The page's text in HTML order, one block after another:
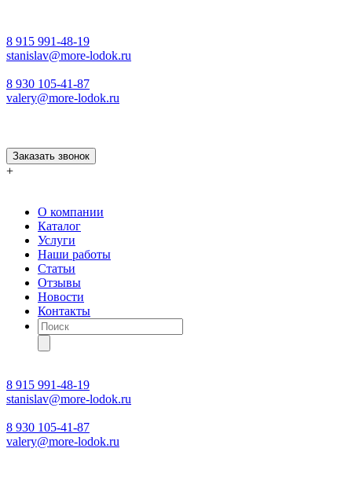
8 915 991-48-19
stanislav@more-lodok.ru
8 930 105-41-87
valery@more-lodok.ru
Заказать звонок
+
О компании
Каталог
Услуги
Наши работы
Статьи
Отзывы
Новости
Контакты
Поиск
товаров
8 915 991-48-19
stanislav@more-lodok.ru
8 930 105-41-87
valery@more-lodok.ru